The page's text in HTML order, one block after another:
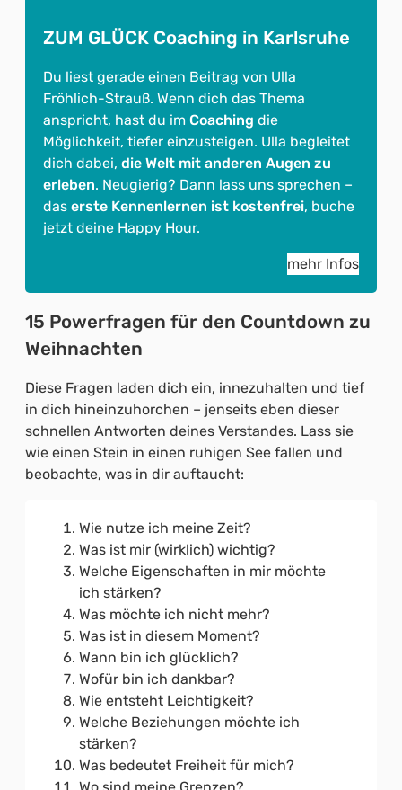
ZUM GLÜCK Coaching in Karlsruhe
Du liest gerade einen Beitrag von Ulla
Fröhlich-Strauß. Wenn dich das Thema
anspricht, hast du im Coaching die
Möglichkeit, tiefer einzusteigen. Ulla begleitet
dich dabei, die Welt mit anderen Augen zu
erleben. Neugierig? Dann lass uns sprechen –
das erste Kennenlernen ist kostenfrei, buche
jetzt deine Happy Hour.
mehr Infos
15 Powerfragen für den Countdown zu
Weihnachten
Diese Fragen laden dich ein, innezuhalten und tief
in dich hineinzuhorchen – jenseits eben dieser
schnellen Antworten deines Verstandes. Lass sie
wie einen Stein in einen ruhigen See fallen und
beobachte, was in dir auftaucht:
Wie nutze ich meine Zeit?
Was ist mir (wirklich) wichtig?
Welche Eigenschaften in mir möchte
ich stärken?
Was möchte ich nicht mehr?
Was ist in diesem Moment?
Wann bin ich glücklich?
Wofür bin ich dankbar?
Wie entsteht Leichtigkeit?
Welche Beziehungen möchte ich
stärken?
Was bedeutet Freiheit für mich?